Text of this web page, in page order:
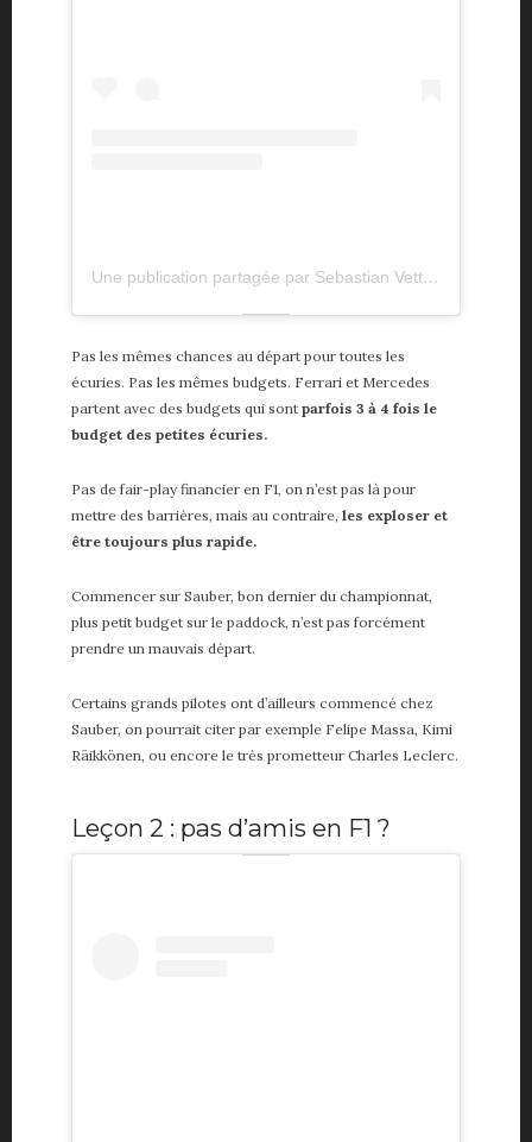
Une publication partagée par Sebastian Vettel (@sebastianvettel)
Pas les mêmes chances au départ pour toutes les
écuries. Pas les mêmes budgets. Ferrari et Mercedes
partent avec des budgets qui sont parfois 3 à 4 fois le
budget des petites écuries.
Pas de fair-play financier en F1, on n’est pas là pour
mettre des barrières, mais au contraire, les exploser et
être toujours plus rapide.
Commencer sur Sauber, bon dernier du championnat,
plus petit budget sur le paddock, n’est pas forcément
prendre un mauvais départ.
Certains grands pilotes ont d’ailleurs commencé chez
Sauber, on pourrait citer par exemple Felipe Massa, Kimi
Räikkönen, ou encore le très prometteur Charles Leclerc.
Leçon 2 : pas d’amis en F1 ?